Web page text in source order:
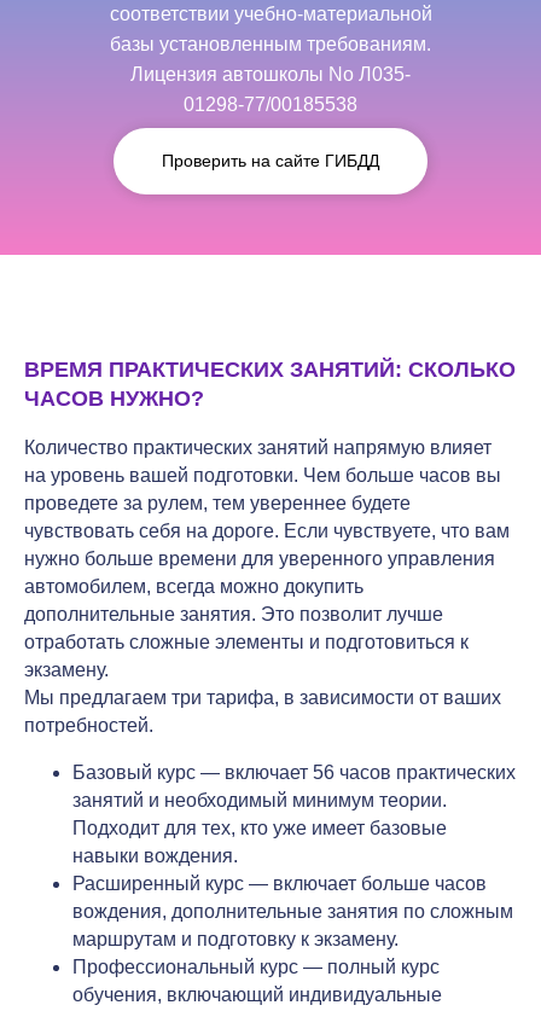
соответствии учебно-материальной
базы установленным требованиям.
Лицензия автошколы No Л035-
01298-77/00185538
Проверить на сайте ГИБДД
ВРЕМЯ ПРАКТИЧЕСКИХ ЗАНЯТИЙ: СКОЛЬКО
ЧАСОВ НУЖНО?
Количество практических занятий напрямую влияет
на уровень вашей подготовки. Чем больше часов вы
проведете за рулем, тем увереннее будете
чувствовать себя на дороге. Если чувствуете, что вам
нужно больше времени для уверенного управления
автомобилем, всегда можно докупить
дополнительные занятия. Это позволит лучше
отработать сложные элементы и подготовиться к
экзамену.
Мы предлагаем три тарифа, в зависимости от ваших
потребностей.
Базовый курс — включает 56 часов практических
занятий и необходимый минимум теории.
Подходит для тех, кто уже имеет базовые
навыки вождения.
Расширенный курс — включает больше часов
вождения, дополнительные занятия по сложным
маршрутам и подготовку к экзамену.
Профессиональный курс — полный курс
обучения, включающий индивидуальные